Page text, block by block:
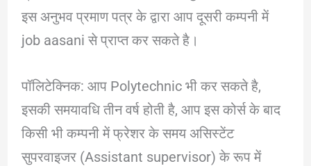
इस अनुभव प्रमाण पत्र के द्वारा आप दूसरी कम्पनी में
job aasani से प्राप्त कर सकते है।
पॉलिटेक्निक: आप Polytechnic भी कर सकते है,
इसकी समयावधि तीन वर्ष होती है, आप इस कोर्स के बाद
किसी भी कम्पनी में फ्रेशर के समय असिस्टेंट
सुपरवाइजर (Assistant supervisor) के रूप में